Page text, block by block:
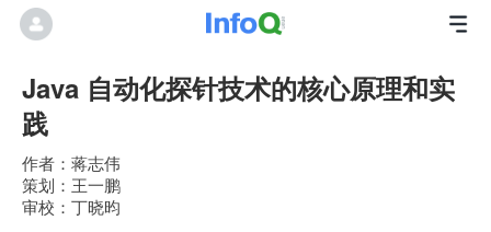
Java 自动化探针技术的核心原理和实
践
蒋志伟
王一鹏
丁晓昀